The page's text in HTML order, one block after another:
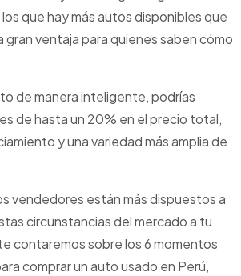
que hay más autos disponibles que
gran ventaja para quienes saben cómo
de manera inteligente, podrías
de hasta un 20% en el precio total,
y una variedad más amplia de
vendedores están más dispuestos a
circunstancias del mercado a tu
contaremos sobre los 6 momentos
comprar un auto usado en Perú,